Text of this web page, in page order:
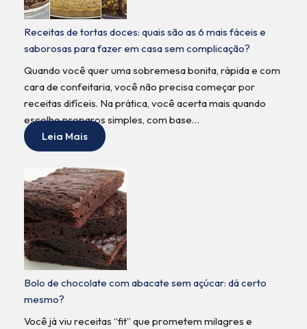
Receitas de tortas doces: quais são as 6 mais fáceis e
saborosas para fazer em casa sem complicação?
Quando você quer uma sobremesa bonita, rápida e com
cara de confeitaria, você não precisa começar por
receitas difíceis. Na prática, você acerta mais quando
escolhe preparos simples, com base…
Leia Mais
Bolo de chocolate com abacate sem açúcar: dá certo
mesmo?
Você já viu receitas “fit” que prometem milagres e